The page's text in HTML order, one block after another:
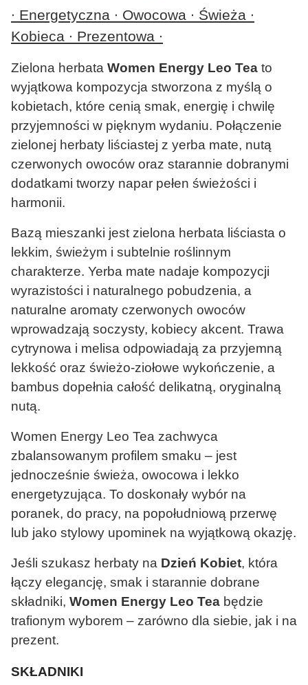
∙ Energetyczna ∙ Owocowa ∙ Świeża ∙
Kobieca ∙ Prezentowa ∙
Zielona herbata Women Energy Leo Tea to
wyjątkowa kompozycja stworzona z myślą o
kobietach, które cenią smak, energię i chwilę
przyjemności w pięknym wydaniu. Połączenie
zielonej herbaty liściastej z yerba mate, nutą
czerwonych owoców oraz starannie dobranymi
dodatkami tworzy napar pełen świeżości i
harmonii.
Bazą mieszanki jest zielona herbata liściasta o
lekkim, świeżym i subtelnie roślinnym
charakterze. Yerba mate nadaje kompozycji
wyrazistości i naturalnego pobudzenia, a
naturalne aromaty czerwonych owoców
wprowadzają soczysty, kobiecy akcent. Trawa
cytrynowa i melisa odpowiadają za przyjemną
lekkość oraz świeżo-ziołowe wykończenie, a
bambus dopełnia całość delikatną, oryginalną
nutą.
Women Energy Leo Tea zachwyca
zbalansowanym profilem smaku – jest
jednocześnie świeża, owocowa i lekko
energetyzująca. To doskonały wybór na
poranek, do pracy, na popołudniową przerwę
lub jako stylowy upominek na wyjątkową okazję.
Jeśli szukasz herbaty na Dzień Kobiet, która
łączy elegancję, smak i starannie dobrane
składniki, Women Energy Leo Tea będzie
trafionym wyborem – zarówno dla siebie, jak i na
prezent.
SKŁADNIKI